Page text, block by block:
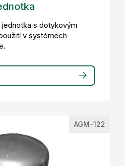
s dotykovým
v systémech
AGM-122